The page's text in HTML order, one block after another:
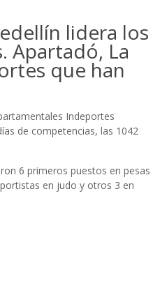
lidera los
Apartadó, La
que han
Indeportes
de competencias, las 1042
6 primeros puestos en pesas
en judo y otros 3 en